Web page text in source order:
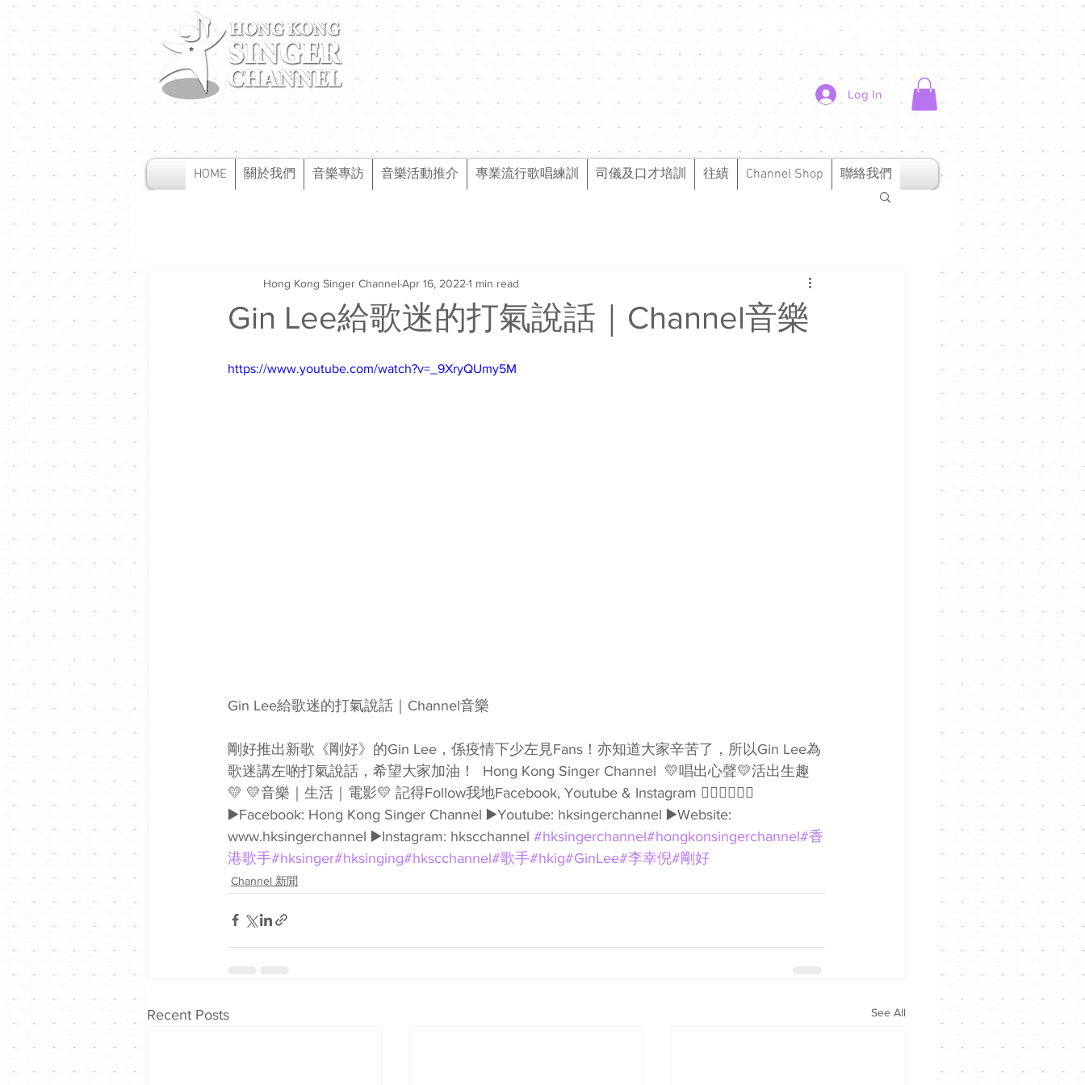
Log In
HOME 關於我們 音樂專訪 音樂活動推介 專業流行歌唱練訓 司儀及口才培訓 往績 Channel Shop 聯絡我們
Gin Lee給歌迷的打氣說話｜Channel音樂
Hong Kong Singer Channel Apr 16, 2022 1 min read
https://www.youtube.com/watch?v=_9XryQUmy5M
Gin Lee給歌迷的打氣說話｜Channel音樂
剛好推出新歌《剛好》的Gin Lee，係疫情下少左見Fans！亦知道大家辛苦了，所以Gin Lee為
歌迷講左啲打氣說話，希望大家加油！  Hong Kong Singer Channel  💛唱出心聲💛活出生趣
💛 💛音樂｜生活｜電影💛 記得Follow我地Facebook, Youtube & Instagram 👇🏻👇🏻🥰🥰
▶️Facebook: Hong Kong Singer Channel ▶️Youtube: hksingerchannel ▶️Website:
www.hksingerchannel ▶️Instagram: hkscchannel #hksingerchannel#hongkonsingerchannel#香
港歌手#hksinger#hksinging#hkscchannel#歌手#hkig#GinLee#李幸倪#剛好
Channel 新聞
Recent Posts See All